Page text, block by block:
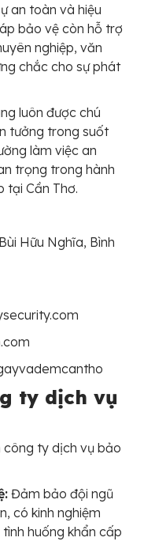
an toàn và hiệu
bảo vệ còn hỗ trợ
nghiệp, văn
chắc cho sự phát
luôn được chú
tưởng trong suốt
làm việc an
trọng trong hành
tại Cần Thơ.
Hữu Nghĩa, Bình
ty dịch vụ
công ty dịch vụ bảo
Đảm bảo đội ngũ
có kinh nghiệm
huống khẩn cấp